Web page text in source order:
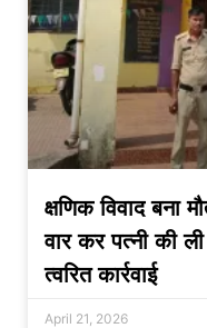
क्षणिक विवाद बना
वार कर पत्नी की
त्वरित कार्रवाई
April 21, 2026